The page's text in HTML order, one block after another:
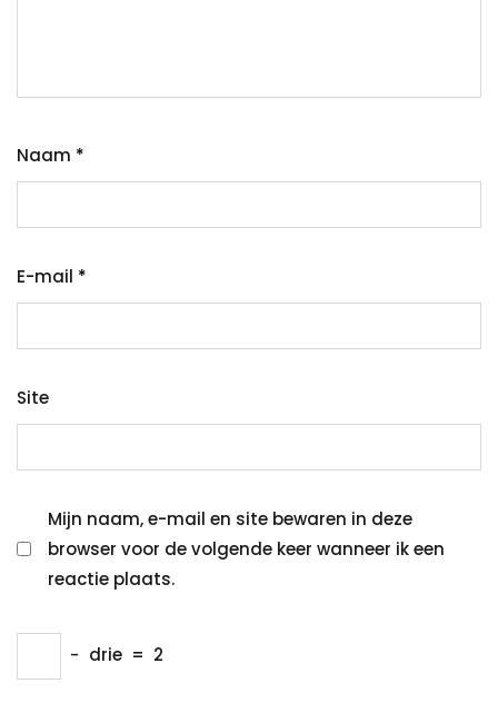
Naam *
E-mail *
Site
Mijn naam, e-mail en site bewaren in deze
browser voor de volgende keer wanneer ik een
reactie plaats.
− drie = 2